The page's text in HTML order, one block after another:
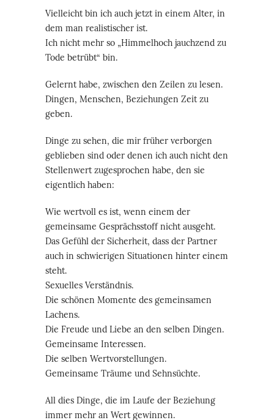
Vielleicht bin ich auch jetzt in einem Alter, in
dem man realistischer ist.
Ich nicht mehr so „Himmelhoch jauchzend zu
Tode betrübt“ bin.
Gelernt habe, zwischen den Zeilen zu lesen.
Dingen, Menschen, Beziehungen Zeit zu
geben.
Dinge zu sehen, die mir früher verborgen
geblieben sind oder denen ich auch nicht den
Stellenwert zugesprochen habe, den sie
eigentlich haben:
Wie wertvoll es ist, wenn einem der
gemeinsame Gesprächsstoff nicht ausgeht.
Das Gefühl der Sicherheit, dass der Partner
auch in schwierigen Situationen hinter einem
steht.
Sexuelles Verständnis.
Die schönen Momente des gemeinsamen
Lachens.
Die Freude und Liebe an den selben Dingen.
Gemeinsame Interessen.
Die selben Wertvorstellungen.
Gemeinsame Träume und Sehnsüchte.
All dies Dinge, die im Laufe der Beziehung
immer mehr an Wert gewinnen.